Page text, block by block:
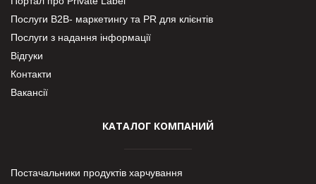
Послуги В2В- маркетингу та PR для клієнтів
Послуги з надання інформації
Відгуки
Контакти
Вакансії
КАТАЛОГ КОМПАНИЙ
Постачальники продуктів харчування